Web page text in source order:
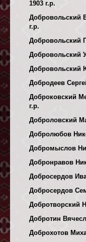
1903 г.р.
Добровольский
г.р.
Добровольский
Добровольский
Добровольский
Добродеев
Доброковский
г.р.
Доброловский
Добролюбов
Добромыслов
Добронравов
Добросердов
Добросердов
Добротворский
Добротин
Доброхотов